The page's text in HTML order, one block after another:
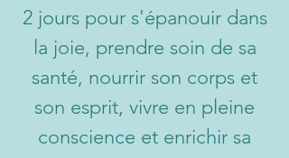
2 jours pour s'épanouir dans
la joie, prendre soin de sa
santé, nourrir son corps et
son esprit, vivre en pleine
conscience et enrichir sa